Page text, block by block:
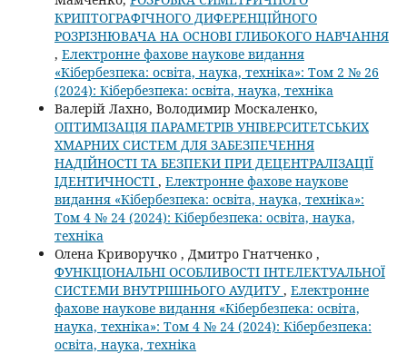
КРИПТОГРАФІЧНОГО ДИФЕРЕНЦІЙНОГО
РОЗРІЗНЮВАЧА НА ОСНОВІ ГЛИБОКОГО НАВЧАННЯ
, Електронне фахове наукове видання
«Кібербезпека: освіта, наука, техніка»: Том 2 № 26
(2024): Кібербезпека: освіта, наука, техніка
Валерій Лахно, Володимир Москаленко,
ОПТИМІЗАЦІЯ ПАРАМЕТРІВ УНІВЕРСИТЕТСЬКИХ
ХМАРНИХ СИСТЕМ ДЛЯ ЗАБЕЗПЕЧЕННЯ
НАДІЙНОСТІ ТА БЕЗПЕКИ ПРИ ДЕЦЕНТРАЛІЗАЦІЇ
ІДЕНТИЧНОСТІ , Електронне фахове наукове
видання «Кібербезпека: освіта, наука, техніка»:
Том 4 № 24 (2024): Кібербезпека: освіта, наука,
техніка
Олена Криворучко , Дмитро Гнатченко ,
ФУНКЦІОНАЛЬНІ ОСОБЛИВОСТІ ІНТЕЛЕКТУАЛЬНОЇ
СИСТЕМИ ВНУТРІШНЬОГО АУДИТУ, Електронне
фахове наукове видання «Кібербезпека: освіта,
наука, техніка»: Том 4 № 24 (2024): Кібербезпека:
освіта, наука, техніка